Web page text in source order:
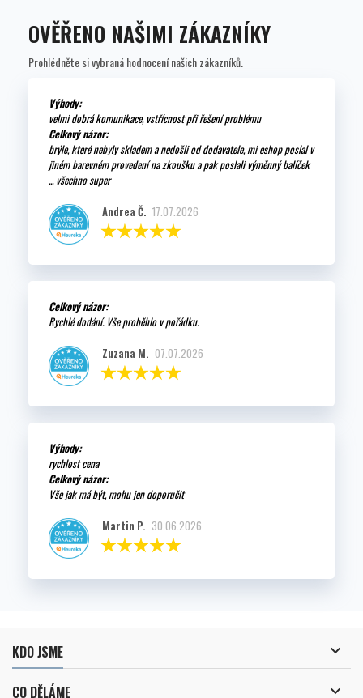
OVĚŘENO NAŠIMI ZÁKAZNÍKY
Prohlédněte si vybraná hodnocení našich zákazníků.
Výhody:
velmi dobrá komunikace, vstřícnost při řešení problému
Celkový názor:
brýle, které nebyly skladem a nedošli od dodavatele, mi eshop poslal v
jiném barevném provedení na zkoušku a pak poslali výměnný balíček
... všechno super
Andrea Č. 17.07.2026
Celkový názor:
Rychlé dodání. Vše proběhlo v pořádku.
Zuzana M. 07.07.2026
Výhody:
rychlost cena
Celkový názor:
Vše jak má být, mohu jen doporučit
Martin P. 30.06.2026
KDO JSME 
CO DĚLÁME 